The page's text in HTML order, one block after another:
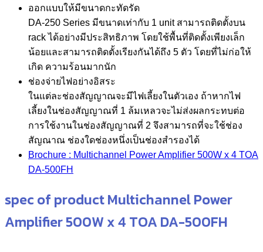
ออกแบบให้มีขนาดกะทัดรัด
DA-250 Series มีขนาดเท่ากับ 1 unit สามารถติดตั้งบน
rack ได้อย่างมีประสิทธิภาพ โดยใช้พื้นที่ติดตั้งเพียงเล็ก
น้อยและสามารถติดตั้งเรียงกันได้ถึง 5 ตัว โดยที่ไม่ก่อให้
เกิด ความร้อนมากนัก
ช่องจ่ายไฟอย่างอิสระ
ในแต่ละช่องสัญญาณจะมีไฟเลี้ยงในตัวเอง ถ้าหากไฟ
เลี้ยงในช่องสัญญาณที่ 1 ล้มเหลวจะไม่ส่งผลกระทบต่อ
การใช้งานในช่องสัญญาณที่ 2 จึงสามารถที่จะใช้ช่อง
สัญณาณ ช่องใดช่องหนึ่งเป็นช่องสำรองได้
Brochure : Multichannel Power Amplifier 500W x 4 TOA
DA-500FH
spec of product Multichannel Power
Amplifier 500W x 4 TOA DA-500FH